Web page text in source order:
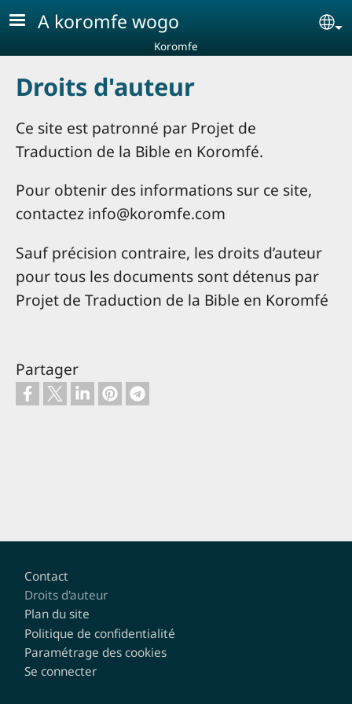
Aller au contenu principal
A koromfe wogo
Koromfe
Droits d'auteur
Ce site est patronné par Projet de
Traduction de la Bible en Koromfé.
Pour obtenir des informations sur ce site,
contactez info@koromfe.com
Sauf précision contraire, les droits d’auteur
pour tous les documents sont détenus par
Projet de Traduction de la Bible en Koromfé
Partager
Pied de page
Contact
Droits d'auteur
Plan du site
Politique de confidentialité
Paramétrage des cookies
Se connecter